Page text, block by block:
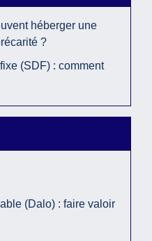
héberger une
?
(SDF) : comment
(Dalo) : faire valoir